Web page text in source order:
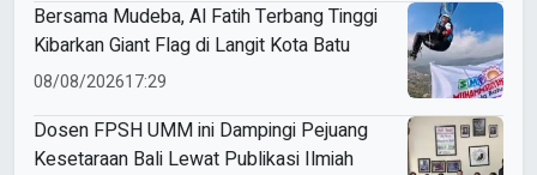
Bersama Mudeba, Al Fatih Terbang Tinggi
Kibarkan Giant Flag di Langit Kota Batu
08/08/202617:29
Dosen FPSH UMM ini Dampingi Pejuang
Kesetaraan Bali Lewat Publikasi Ilmiah